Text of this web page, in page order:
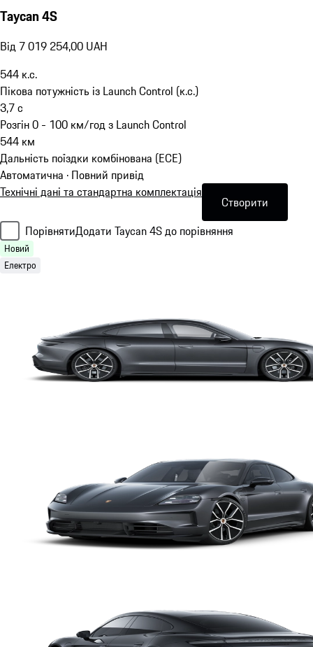
Taycan 4S
Від 7 019 254,00 UAH
544 к.с.
Пікова потужність із Launch Control (к.с.)
3,7с
Розгін 0 - 100 км/год з Launch Control
544 км
Дальність поїздки комбінована (ECE)
Автоматична · Повний привід
Технічні дані та стандартна комплектація
Створити
ПорівнятиДодати Taycan 4S до порівняння
Новий
Електро